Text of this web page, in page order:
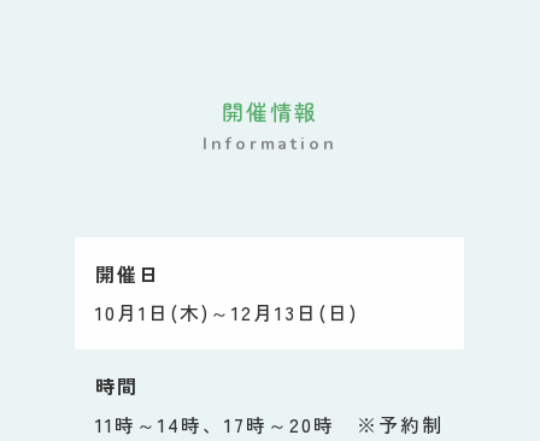
開催情報
Information
開催日
10月1日(木)～12月13日(日)
時間
11時～14時、17時～20時 ※予約制